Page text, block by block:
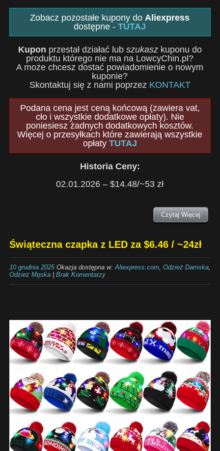
Zobacz pozostałe kupony do Aliexpress
dostępne -TUTAJ
Kupon przestał działać lub szukaszkuponu do
produktu którego nie ma na LowcyChin.pl?
A może chcesz dostać powiadomienie o nowym
kuponie?
Skontaktuj się z nami poprzez KONTAKT
Podana cena jest ceną końcową (zawiera vat,
cło i wszystkie dodatkowe opłaty). Nie
poniesiesz żadnych dodatkowych kosztów.
Więcej o przesyłkach które zawierają wszystkie
opłaty TUTAJ
Historia Ceny:
02.01.2026 – $14.48/~53 zł
Czytaj Więcej
Świąteczna czapka z LED za $6.46 / ~24zł
10 grudnia 2025Okazja dostępna w: Aliexpress.com, Odzież Damska,
Odzież Męska| Brak Komentarzy